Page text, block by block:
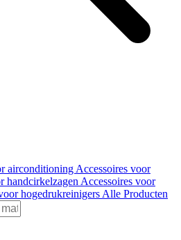
airconditioning Accessoires voor
handcirkelzagen Accessoires voor
hogedrukreinigers Alle Producten